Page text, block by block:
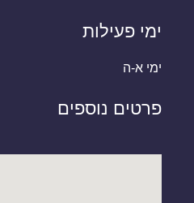
ימי פעילות
ימי א-ה
פרטים נוספים